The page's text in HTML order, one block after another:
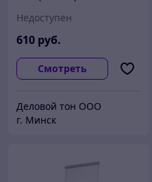
Недоступен
610 руб.
Смотреть
Деловой тон ООО
г. Минск